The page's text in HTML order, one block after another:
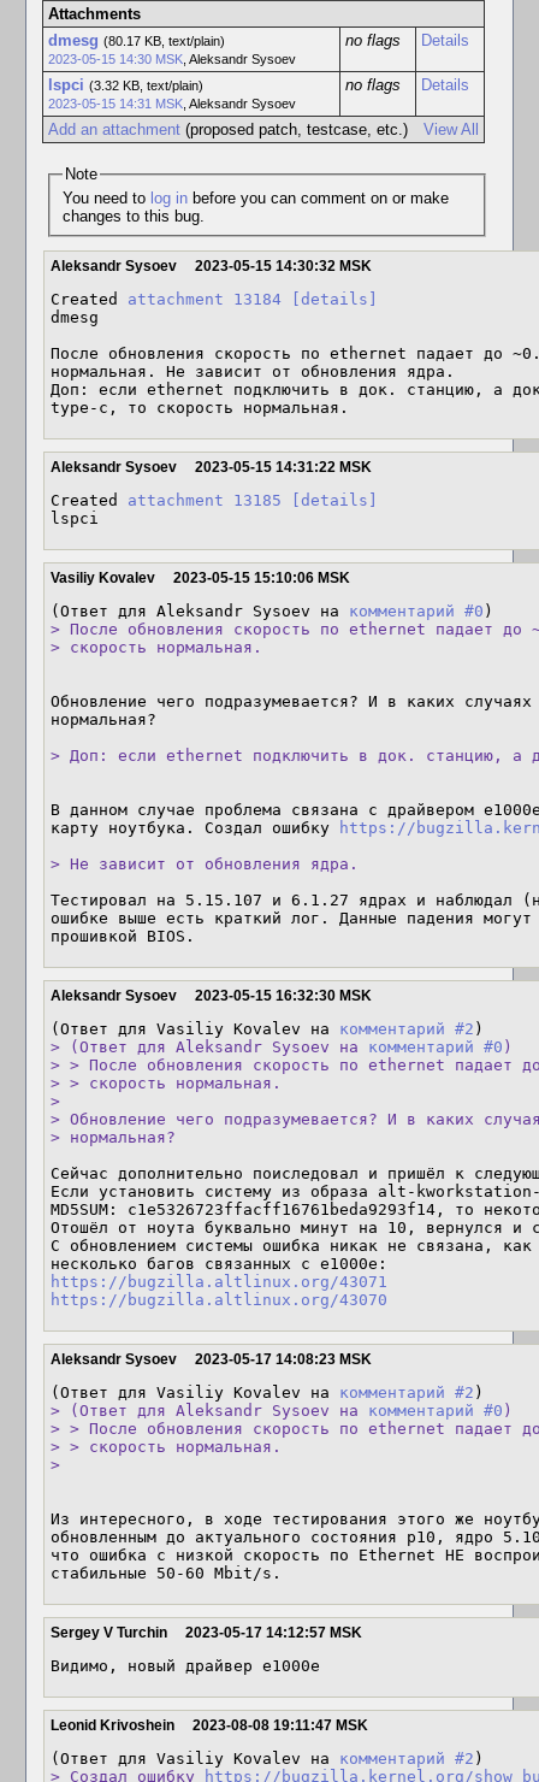
Attachments
dmesg (80.17 KB, text/plain)
2023-05-15 14:30 MSK, Aleksandr Sysoev
no flags Details
lspci (3.32 KB, text/plain)
2023-05-15 14:31 MSK, Aleksandr Sysoev
no flags Details
View All
Add an attachment(proposed patch, testcase, etc.)
Note
You need to log inbefore you can comment on or make
changes to this bug.
Aleksandr Sysoev 2023-05-15 14:30:32 MSK
Created attachment 13184
[details]
dmesg
После обновления скорость по ethernet падает до
нормальная. Не зависит от обновления ядра.
Доп: если ethernet подключить в док. станцию, а
type-c, то скорость нормальная.
Aleksandr Sysoev 2023-05-15 14:31:22 MSK
Created attachment 13185
[details]
lspci
Vasiliy Kovalev 2023-05-15 15:10:06 MSK
(Ответ для Aleksandr Sysoev на комментарий #0
> После обновления скорость по ethernet падает до
> скорость нормальная.
Обновление чего подразумевается? И в каких
нормальная?
> Доп: если ethernet подключить в док. станцию, а
В данном случае проблема связана с драйвером
карту ноутбука. Создал ошибку
https://
> Не зависит от обновления ядра.
Тестировал на 5.15.107 и 6.1.27 ядрах и наблюдал
ошибке выше есть краткий лог. Данные падения
прошивкой BIOS.
Aleksandr Sysoev 2023-05-15 16:32:30 MSK
(Ответ для Vasiliy Kovalev на комментарий #2
> (Ответ для Aleksandr Sysoev на комментарий #0 )
> > После обновления скорость по ethernet падает
> > скорость нормальная.
>
> Обновление чего подразумевается? И в каких
> нормальная?
Сейчас дополнительно поиследовал и пришёл к
Если установить систему из образа alt-
MD5SUM: c1e5326723ffacff16761beda9293f14, то
Отошёл от ноута буквально минут на 10, вернулся
С обновлением системы ошибка никак не связана,
https://bugzilla.altlinux.org/43071
https://bugzilla.altlinux.org/43070
Aleksandr Sysoev 2023-05-17 14:08:23 MSK
(Ответ для Vasiliy Kovalev на комментарий #2
> (Ответ для Aleksandr Sysoev на комментарий #0 )
> > После обновления скорость по ethernet падает
> > скорость нормальная.
>
Из интересного, в ходе тестирования этого же
обновленным до актуального состояния p10, ядро
что ошибка с низкой скорость по Ethernet НЕ
стабильные 50-60 Mbit/s.
Sergey V Turchin 2023-05-17 14:12:57 MSK
Видимо, новый драйвер e1000e
Leonid Krivoshein 2023-08-08 19:11:47 MSK
(Ответ для Vasiliy Kovalev на комментарий #2
> Создал ошибку
https://bugzilla.kernel.org/